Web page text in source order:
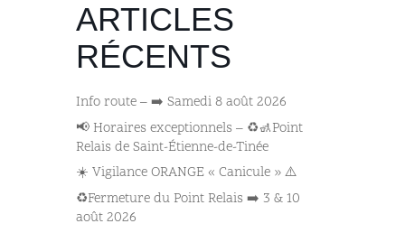
ARTICLES
RÉCENTS
Info route – ➡️ Samedi 8 août 2026
📢 Horaires exceptionnels – ♻️🚮Point
Relais de Saint-Étienne-de-Tinée
☀️ Vigilance ORANGE « Canicule » ⚠️
♻️Fermeture du Point Relais ➡️​ 3 & 10
août 2026